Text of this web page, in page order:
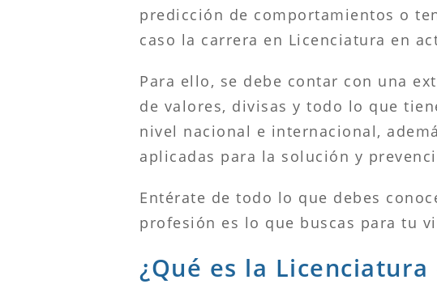
predicción de comportamientos o
caso la carrera en Licenciatura en
Para ello, se debe contar con una
de valores, divisas y todo lo que
nivel nacional e internacional,
aplicadas para la solución y
Entérate de todo lo que debes
profesión es lo que buscas para tu
¿Qué es la